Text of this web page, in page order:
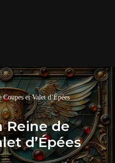
et Valet d’Épées
Reine de
d’Épées